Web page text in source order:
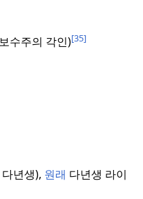
수주의 각인)[35]
년생), 원래 다년생 라이